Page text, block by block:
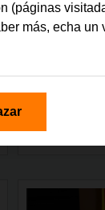
junio 2026
en
(páginas
más, echa un